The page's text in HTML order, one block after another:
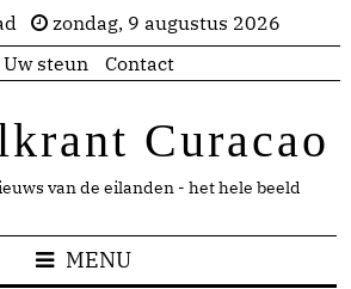
zondag, 9 augustus 2026
Uw steun Contact
Curacao
van de eilanden - het hele beeld
MENU